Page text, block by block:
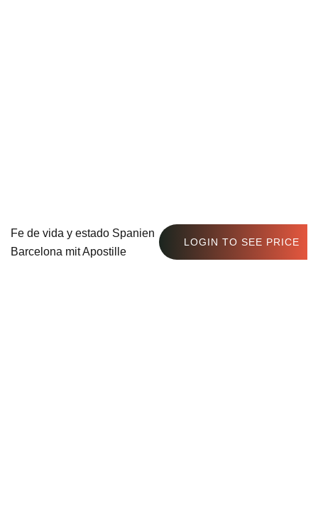
Fe de vida y estado Spanien
Barcelona mit Apostille
LOGIN TO SEE PRICE